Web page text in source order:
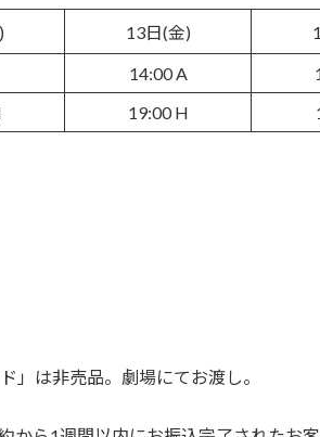
13日(金)
14:00 A
19:00 H
」は非売品。劇場にてお渡し。